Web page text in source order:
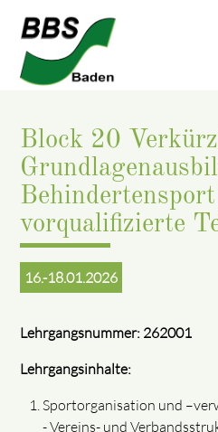
Block 20
vorqualifizierte
16.-18.01.2026
Lehrgangsnummer: 262001
Lehrgangsinhalte:
Sportorganisation und
- Vereins- und